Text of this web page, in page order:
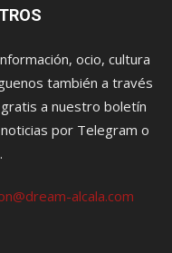
ocio, cultura
también a través
a nuestro boletín
por Telegram o
alcala.com